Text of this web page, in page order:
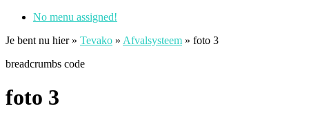
No menu assigned!
Je bent nu hier » Tevako » Afvalsysteem » foto 3
breadcrumbs code
foto 3